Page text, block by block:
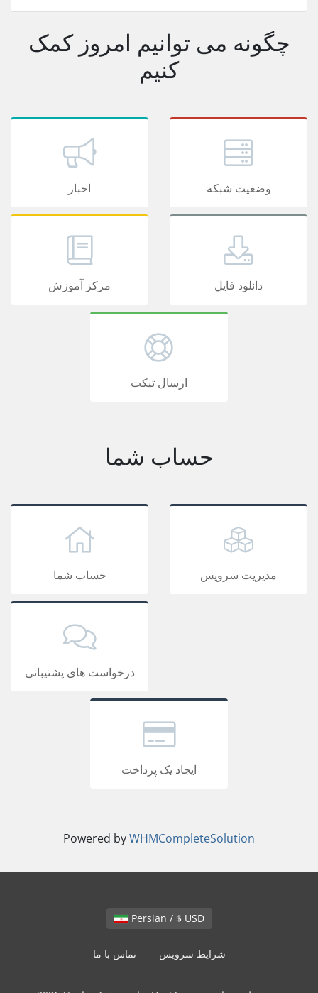
چگونه می توانیم امروز کمک
کنیم
اخبار وضعیت شبکه
مرکز آموزش دانلود فایل
ارسال تیکت
حساب شما
حساب شما مدیریت سرویس
درخواست های پشتیبانی
ایجاد یک پرداخت
Powered byWHMCompleteSolution
Persian / $ USD
تماس با ما شرایط سرویس